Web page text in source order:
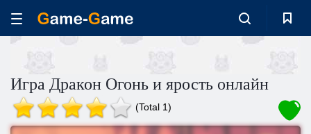
Игра Дракон Огонь и ярость онлайн
(Total 1)